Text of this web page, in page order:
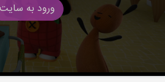
ورود به سایت